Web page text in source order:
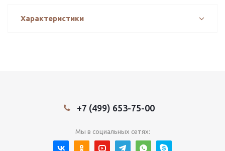
Характеристики
+7 (499) 653-75-00
Мы в социальных сетях: